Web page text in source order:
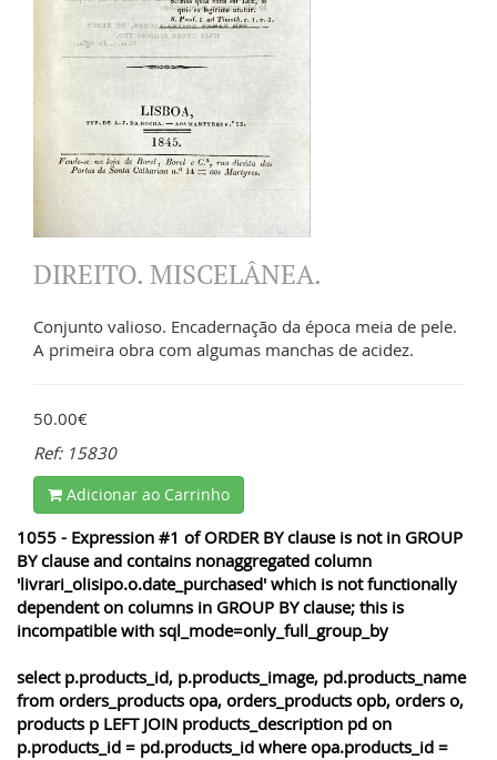
DIREITO. MISCELÂNEA.
Conjunto valioso. Encadernação da época meia de pele.
A primeira obra com algumas manchas de acidez.
50.00€
Ref: 15830
Adicionar ao Carrinho
1055 - Expression #1 of ORDER BY clause is not in GROUP
BY clause and contains nonaggregated column
'livrari_olisipo.o.date_purchased' which is not functionally
dependent on columns in GROUP BY clause; this is
incompatible with sql_mode=only_full_group_by
select p.products_id, p.products_image, pd.products_name
from orders_products opa, orders_products opb, orders o,
products p LEFT JOIN products_description pd on
p.products_id = pd.products_id where opa.products_id =